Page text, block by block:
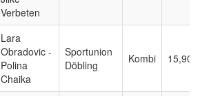
Verbeten
Lara
Obradovic -
Polina
Chaika
Sportunion
Döbling
Kombi 15,900